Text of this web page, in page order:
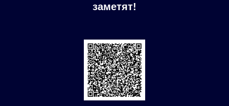
заметят!